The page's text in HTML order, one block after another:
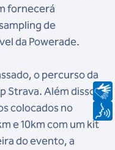
fornecerá
de
da Powerade.
o percurso da
Strava. Além disso,
colocados no
e 10km com um kit
do evento, a